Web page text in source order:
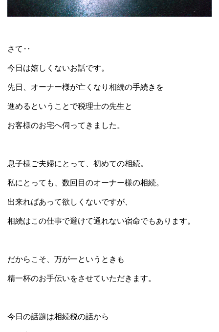
さて‥
今日は嬉しくないお話です。
先日、オーナー様が亡くなり相続の手続きを
進めるということで税理士の先生と
お客様のお宅へ伺ってきました。
息子様ご夫婦にとって、初めての相続。
私にとっても、数回目のオーナー様の相続。
出来ればあって欲しくないですが、
相続はこの仕事で避けて通れない宿命でもあります。
だからこそ、万が一というときも
精一杯のお手伝いをさせていただきます。
今日の話題は相続税の話から